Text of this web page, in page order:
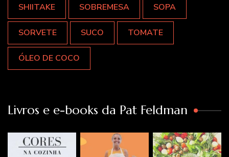
SHIITAKE SOBREMESA SOPA
SORVETE SUCO TOMATE
ÓLEO DE COCO
Livros e e-books da Pat Feldman